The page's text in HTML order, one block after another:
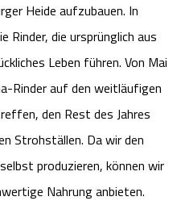
Bauernhof
Urlaub
Park
Walsrode
Heide
Berge
Celle
Celle
Celle
Celle
Heide aufzubauen. In
Rinder, die ursprünglich aus
Leben führen. Von Mai
Rinder auf den weitläufigen
den Rest des Jahres
Strohställen. Da wir den
produzieren, können wir
Nahrung anbieten.